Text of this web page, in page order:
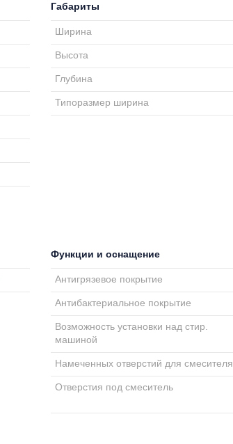
Габариты
Ширина
Высота
Глубина
Типоразмер ширина
Функции и оснащение
Антигрязевое покрытие
Антибактериальное покрытие
Возможность установки над стир.
машиной
Намеченных отверстий для смесителя
Отверстия под смеситель